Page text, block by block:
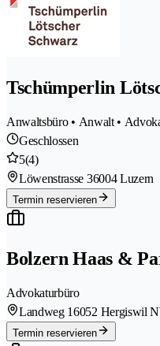
Tschümperlin
Anwaltsbüro • Anwalt •
Geschlossen
5(4)
Löwenstrasse 36004 Luzern
Termin reservieren
Bolzern Haas &
Advokaturbüro
Landweg 16052 Hergiswil
Termin reservieren